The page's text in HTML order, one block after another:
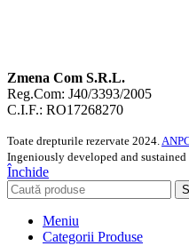
Zmena Com S.R.L.
Reg.Com: J40/3393/2005
C.I.F.: RO17268270
Toate drepturile rezervate 2024.
Ingeniously developed and sustained
Închide
Meniu
Categorii Produse